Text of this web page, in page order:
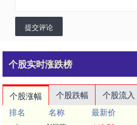
提交评论
个股实时涨跌榜
个股涨幅 个股跌幅 个股流入
排名
名称 最新价